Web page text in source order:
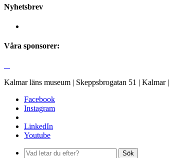
Nyhetsbrev
Våra sponsorer:
Kalmar läns museum | Skeppsbrogatan 51 | Kalmar |
Facebook
Instagram
LinkedIn
Youtube
Sök